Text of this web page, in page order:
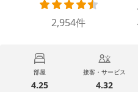
2,954件
部屋
4.25
接客・サービス
4.32